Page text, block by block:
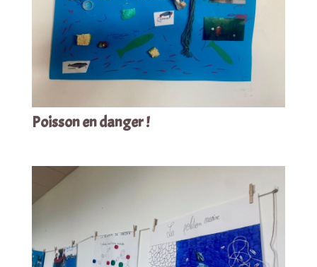
Poisson en danger !